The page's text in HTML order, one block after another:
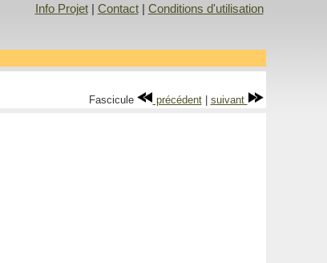
Info Projet| Contact| Conditions d'utilisation
Fascicule précédent| suivant